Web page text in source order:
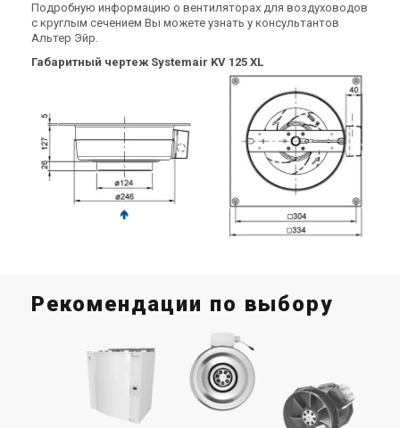
Подробную информацию о вентиляторах для воздуховодов
с круглым сечением Вы можете узнать у консультантов
Альтер Эйр.
Габаритный чертеж Systemair KV 125 XL
Рекомендации по выбору